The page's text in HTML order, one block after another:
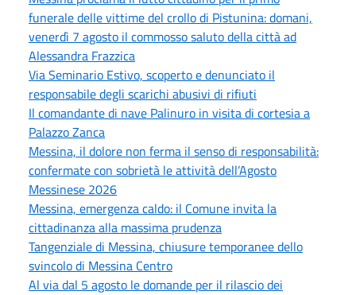
funerale delle vittime del crollo di Pistunina: domani,
venerdì 7 agosto il commosso saluto della città ad
Alessandra Frazzica
Via Seminario Estivo, scoperto e denunciato il
responsabile degli scarichi abusivi di rifiuti
Il comandante di nave Palinuro in visita di cortesia a
Palazzo Zanca
Messina, il dolore non ferma il senso di responsabilità:
confermate con sobrietà le attività dell’Agosto
Messinese 2026
Messina, emergenza caldo: il Comune invita la
cittadinanza alla massima prudenza
Tangenziale di Messina, chiusure temporanee dello
svincolo di Messina Centro
Al via dal 5 agosto le domande per il rilascio dei